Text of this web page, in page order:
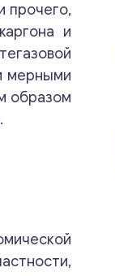
прочего,
и
мерными
образом